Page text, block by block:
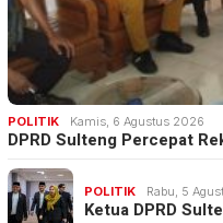
POLITIK Kamis, 6 Agustus 2026
DPRD Sulteng Percepat
POLITIK Rabu, 5
Ketua DPRD